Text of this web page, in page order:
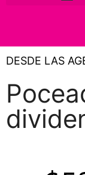
DESDE LAS